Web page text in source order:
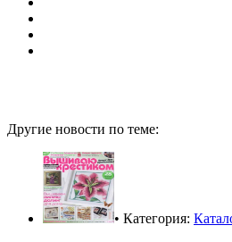
Другие новости по теме:
• Категория: